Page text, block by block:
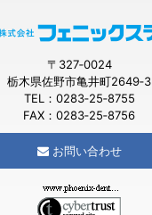
〒327‐0024
栃木県佐野市亀井町2649‐3
TEL：0283‐25‐8755
FAX：0283‐25‐8756
お問い合わせ